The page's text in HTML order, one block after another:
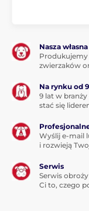
Nasza
Produkujemy
zwierzaków
Na rynku od
9 lat w
stać się
Wyślij e-mail
i rozwieją
Serwis
Serwis
Ci to, czego